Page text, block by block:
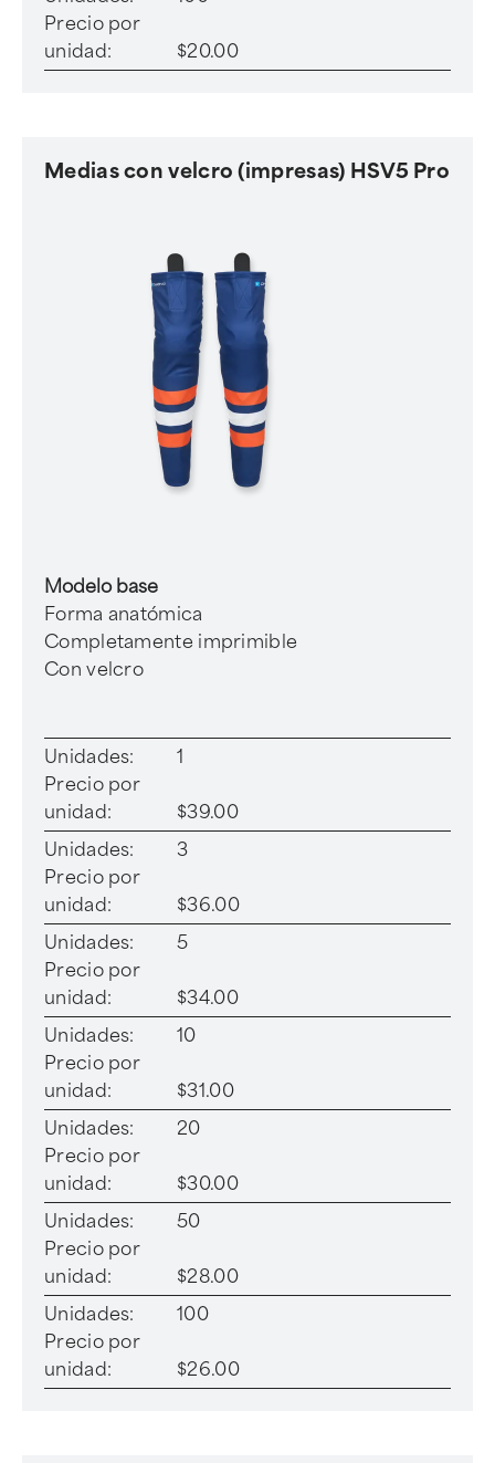
Precio por
unidad:
$20.00
Medias con velcro (impresas) HSV5 Pro
Modelo base
Forma anatómica
Completamente imprimible
Con velcro
Unidades:
1
Precio por
unidad:
$39.00
Unidades:
3
Precio por
unidad:
$36.00
Unidades:
5
Precio por
unidad:
$34.00
Unidades:
10
Precio por
unidad:
$31.00
Unidades:
20
Precio por
unidad:
$30.00
Unidades:
50
Precio por
unidad:
$28.00
Unidades:
100
Precio por
unidad:
$26.00